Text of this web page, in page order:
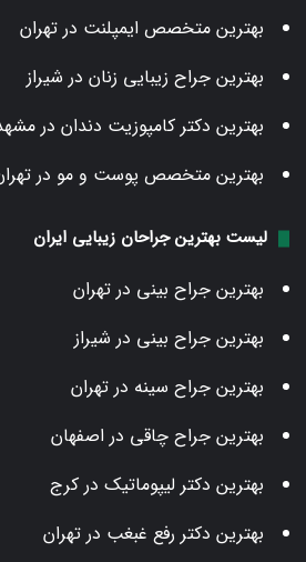
بهترین متخصص ایمپلنت در تهران
بهترین جراح زیبایی زنان در شیراز
بهترین دکتر کامپوزیت دندان در
بهترین متخصص پوست و مو در
لیست بهترین جراحان زیبایی ایران
بهترین جراح بینی در تهران
بهترین جراح بینی در شیراز
بهترین جراح سینه در تهران
بهترین جراح چاقی در اصفهان
بهترین دکتر لیپوماتیک در کرج
بهترین دکتر رفع غبغب در تهران